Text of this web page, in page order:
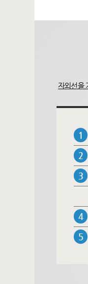
자외선을
1
2
3
4
5